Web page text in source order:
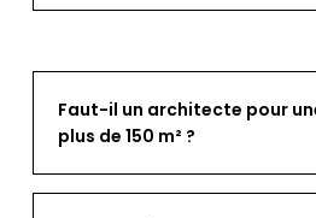
Faut-il un architecte pour
plus de 150 m² ?